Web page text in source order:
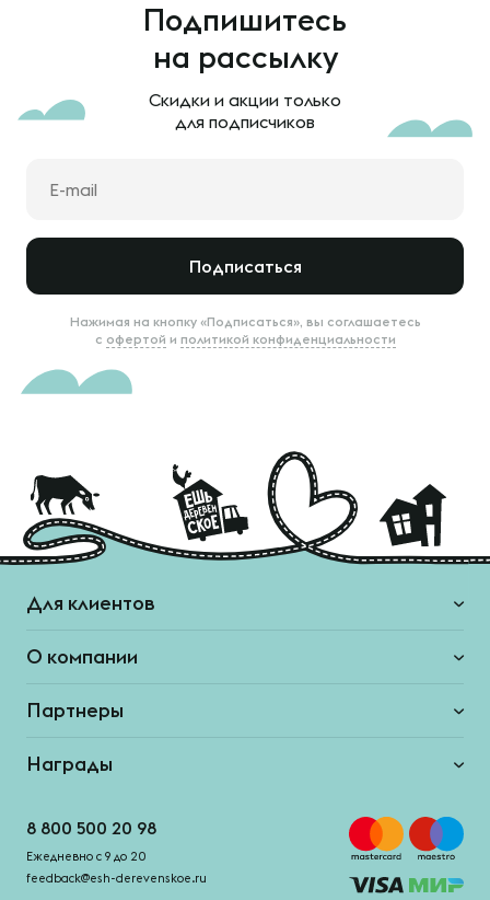
Подпишитесь
на рассылку
Скидки и акции только
для подписчиков
Подписаться
Нажимая на кнопку «Подписаться», вы соглашаетесь
с офертой и политикой конфиденциальности
Для клиентов
О компании
Партнеры
Награды
8 800 500 20 98
Ежедневно с 9 до 20
feedback@esh-derevenskoe.ru